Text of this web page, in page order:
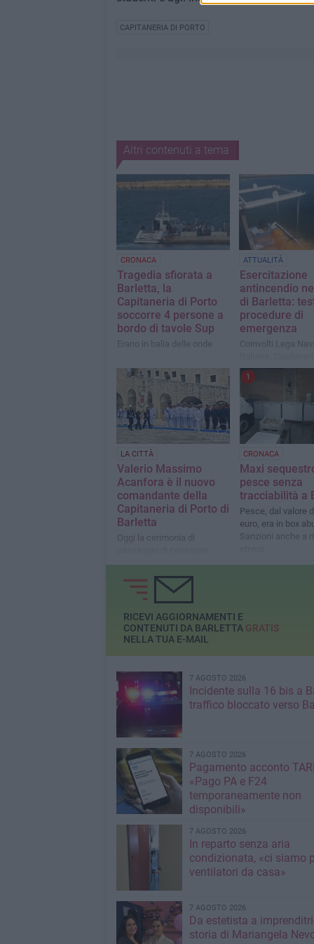
CAPITANERIA DI PORTO
Altri contenuti a tema
CRONACA
Tragedia sfiorata a
Barletta, la
Capitaneria di Porto
soccorre 4 persone a
bordo di tavole Sup
Erano in balia delle onde
ATTUALITÀ
Esercitazione
antincendio
di Barletta:
procedure di
emergenza
Coinvolti Lega
Porto, Vigili del
in una simulazione
LA CITTÀ
Valerio Massimo
Acanfora è il nuovo
comandante della
Capitaneria di Porto di
Barletta
Oggi la cerimonia di
1
CRONACA
Maxi
pesce senza
tracciabilità a
Pesce, dal valore
euro, era in box
Sanzioni anche a
RICEVI AGGIORNAMENTI E
CONTENUTI DA BARLETTA GRATIS
NELLA TUA E-MAIL
7 AGOSTO 2026
Incidente sulla 16 bis a
traffico bloccato verso
7 AGOSTO 2026
Pagamento acconto
«Pago PA e F24
temporaneamente non
disponibili»
7 AGOSTO 2026
In reparto senza aria
condizionata, «ci siamo
ventilatori da casa»
7 AGOSTO 2026
Da estetista a
storia di Mariangela